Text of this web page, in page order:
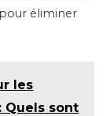
éliminer
les
Quels sont